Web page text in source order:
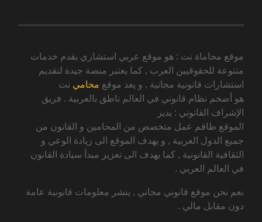
موقع محاماة نت : هو موقع عربي استشاري يقدم خدمات
متنوعة للحقوقيين العرب , كما يعتبر منصة جيدة لتقديم
استشارات قانونية مجانية , و يعد موقع محامي نت
هو أضخم نظام قانوني في العالم ناطق بالعربية . فريق
الإشراف القانوني : يدير
الموقع طاقم عمل متخصص من المحامين و القانون من
جميع الدول العربية , و يهدف الموقع الى زيادة الوعي و
الثقافية القانونية , كما يهدف الى تعزيز مبدأ سيادة القانون
في العالم العربي .
نعم نحن موقع قانوني مجاني , ينشر معلومات قانونية عامة
دون مقابل مالي .